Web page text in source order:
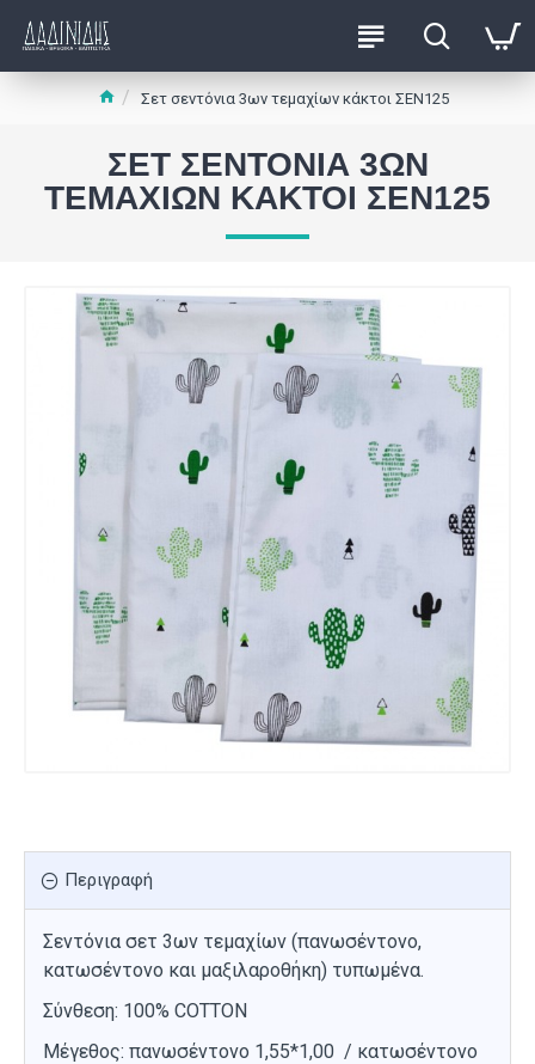
Σετ σεντόνια 3ων τεμαχίων κάκτοι ΣΕΝ125
ΣΕΤ ΣΕΝΤΌΝΙΑ 3ΩΝ
ΤΕΜΑΧΊΩΝ ΚΆΚΤΟΙ ΣΕΝ125
Περιγραφή
Σεντόνια σετ 3ων τεμαχίων (πανωσέντονο,
κατωσέντονο και μαξιλαροθήκη) τυπωμένα.
Σύνθεση: 100% COTTON
Μέγεθος: πανωσέντονο 1,55*1,00 / κατωσέντονο